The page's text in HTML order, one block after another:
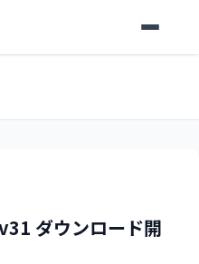
ダウンロード開